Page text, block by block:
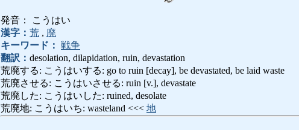
発音： こうはい
漢字： 荒 , 廃
キーワード： 戦争
翻訳： desolation, dilapidation, ruin, devastation
荒廃する: こうはいする: go to ruin [decay], be devastated, be laid waste
荒廃させる: こうはいさせる: ruin [v.], devastate
荒廃した: こうはいした: ruined, desolate
荒廃地: こうはいち: wasteland <<< 地